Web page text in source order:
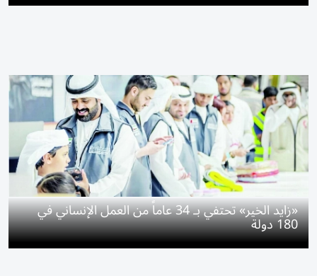
«زايد الخير» تحتفي بـ 34 عاماً من العمل الإنساني في
180 دولة